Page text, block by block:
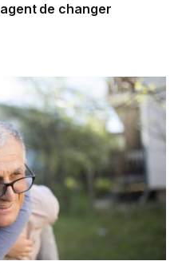
de changer